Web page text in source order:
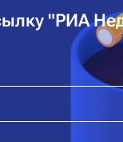
"РИА